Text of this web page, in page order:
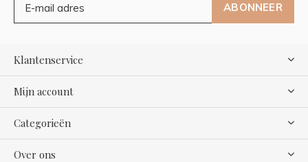
ABONNEER
Klantenservice
Mijn account
Categorieën
Over ons